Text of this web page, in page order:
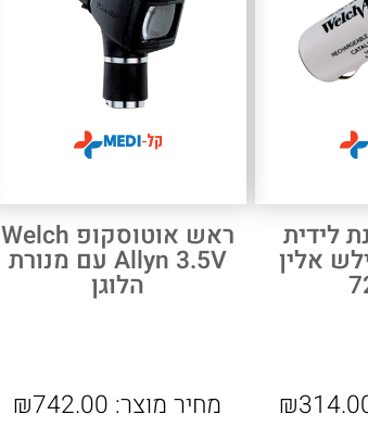
לידית
אלין
₪
ראש אוטוסקופ Welch
Allyn ‎3.5V עם מנורת
הלוגן
מחיר מוצר: ₪742.00